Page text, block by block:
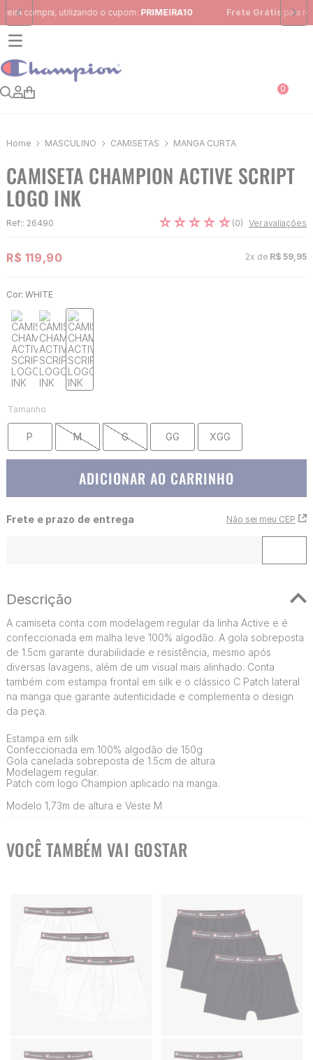
Frete Grátispara região Sudeste em pedidos acima de R$ 399,00
0
MASCULINO CAMISETAS MANGA CURTA
CAMISETA CHAMPION ACTIVE SCRIPT
LOGO INK
Ref:: 26490 ☆☆☆☆ ☆ (0) Ver avaliações
R$ 119,90 2x de R$ 59 95
Cor: WHITE
Tamanho
P M G GG XGG
ADICIONAR AO CARRINHO
Frete e prazo de entrega Não sei meu CEP
Descrição
A camiseta conta com modelagem regular da linha Active e é
confeccionada em malha leve 100% algodão. A gola sobreposta
de 1.5cm garante durabilidade e resistência, mesmo após
diversas lavagens, além de um visual mais alinhado. Conta
também com estampa frontal em silk e o clássico C Patch lateral
na manga que garante autenticidade e complementa o design
da peça.
Estampa em silk
Confeccionada em 100% algodão de 150g
Gola canelada sobreposta de 1.5cm de altura
Modelagem regular.
Patch com logo Champion aplicado na manga.
Modelo 1,73m de altura e Veste M
VOCÊ TAMBÉM VAI GOSTAR